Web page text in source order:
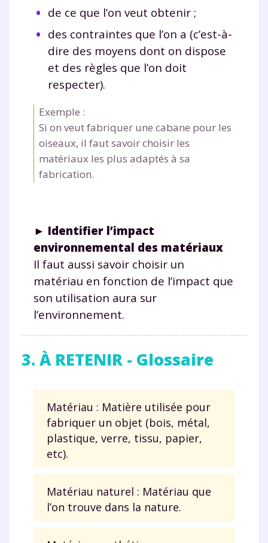
de ce que l’on veut obtenir ;
des contraintes que l’on a (c’est-à-
dire des moyens dont on dispose
et des règles que l’on doit
respecter).
Exemple :
Si on veut fabriquer une cabane pour les
oiseaux, il faut savoir choisir les
matériaux les plus adaptés à sa
fabrication.
► Identifier l’impact
environnemental des matériaux
Il faut aussi savoir choisir un
matériau en fonction de l’impact que
son utilisation aura sur
l’environnement.
3. À RETENIR - Glossaire
Matériau : Matière utilisée pour
fabriquer un objet (bois, métal,
plastique, verre, tissu, papier,
etc).
Matériau naturel : Matériau que
l’on trouve dans la nature.